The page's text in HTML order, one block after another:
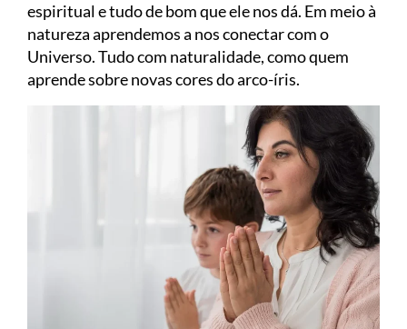
espiritual e tudo de bom que ele nos dá. Em meio à
natureza aprendemos a nos conectar com o
Universo. Tudo com naturalidade, como quem
aprende sobre novas cores do arco-íris.